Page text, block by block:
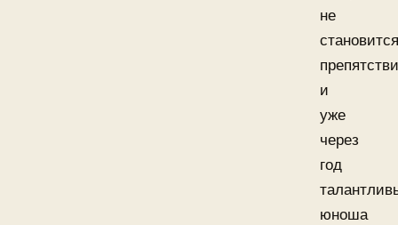
не
становится
и
уже
через
год
юноша